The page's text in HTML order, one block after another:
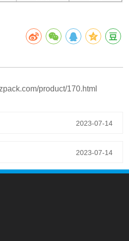
product/170.html
2023-07-14
2023-07-14